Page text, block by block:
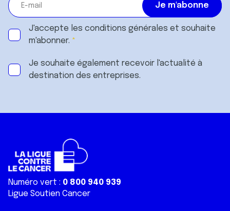
J'accepte les conditions générales et souhaite
m'abonner.
Je souhaite également recevoir l'actualité à
destination des entreprises.
Numéro vert : 0 800 940 939
Ligue Soutien Cancer